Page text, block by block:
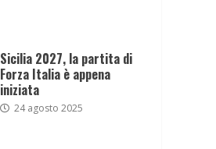
Sicilia 2027, la partita di
Forza Italia è appena
iniziata
24 agosto 2025